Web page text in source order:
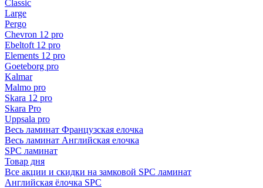
Classic
Large
Pergo
Chevron 12 pro
Ebeltoft 12 pro
Elements 12 pro
Goeteborg pro
Kalmar
Malmo pro
Skara 12 pro
Skara Pro
Uppsala pro
Весь ламинат Французская елочка
Весь ламинат Английская елочка
SPC ламинат
Товар дня
Все акции и скидки на замковой SPC ламинат
Английская ёлочка SPC